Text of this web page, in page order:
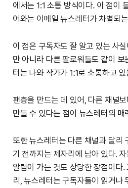
에서는 1:1 소통 방식이다. 이 점이
어와는 이메일 뉴스레터가 차별되
이 점은 구독자도 잘 알고 있는 사
만 아니라 다른 팔로워들도 같이 보
터는 나와 작가가 1:1로 소통하고
팬층을 만드는 데 있어, 다른 채널
만들 수 있다는 점이 뉴스레터의 매
또한 뉴스레터는 다른 채널과 달리
기 전까지는 제자리에 남아 있다.
알림이 가는 것도 상당한 장점이다
리, 뉴스레터는 구독자들이 읽거나